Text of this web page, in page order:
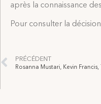
après la connaissance
Pour consulter la
PRÉCÉDENT